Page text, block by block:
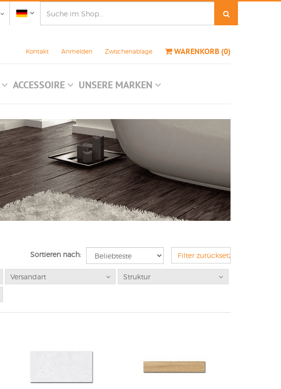
Kontakt Anmelden Zwischenablage WARENKORB (0)
ACCESSOIRE UNSERE MARKEN
Filter zurücksetzen
Sortieren nach:
Versandart Struktur